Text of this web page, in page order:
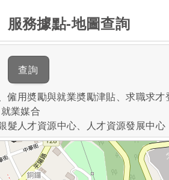
服務據點-地圖查詢
查詢
僱用奬勵與就業奬勵津貼、求職求
業媒合
髮人才資源中心、人才資源發展中心